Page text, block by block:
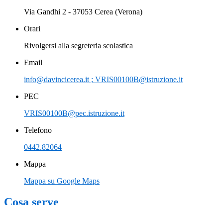
Via Gandhi 2 - 37053 Cerea (Verona)
Orari
Rivolgersi alla segreteria scolastica
Email
info@davincicerea.it ; VRIS00100B@istruzione.it
PEC
VRIS00100B@pec.istruzione.it
Telefono
0442.82064
Mappa
Mappa su Google Maps
Cosa serve